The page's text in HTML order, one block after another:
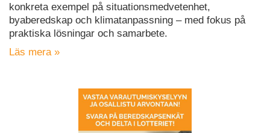
konkreta exempel på situationsmedvetenhet,
byaberedskap och klimatanpassning – med fokus på
praktiska lösningar och samarbete.
Läs mera »